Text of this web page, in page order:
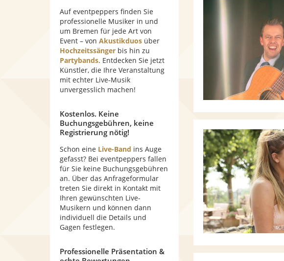
Auf eventpeppers finden Sie
professionelle Musiker in und
um Bremen für jede Art von
Event – von Akustikduos über
Hochzeitssänger bis hin zu
Partybands. Entdecken Sie jetzt
Künstler, die Ihre Veranstaltung
mit echter Live-Musik
unvergesslich machen!
Kostenlos. Keine
Buchungsgebühren, keine
Registrierung nötig!
Schon eine Live-Band ins Auge
gefasst? Bei eventpeppers fallen
für Sie keine Buchungsgebühren
an. Über das Anfrageformular
treten Sie direkt in Kontakt mit
Ihren gewünschten Live-
Musikern und können dann
individuell die Details und
Gagen festlegen.
Professionelle Präsentation &